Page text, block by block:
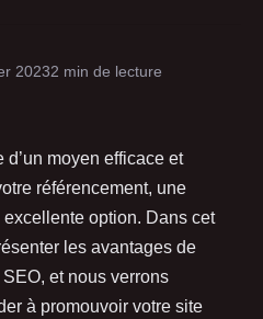
20232 min de lecture
moyen efficace et
référencement, une
option. Dans cet
les avantages de
et nous verrons
à promouvoir votre site